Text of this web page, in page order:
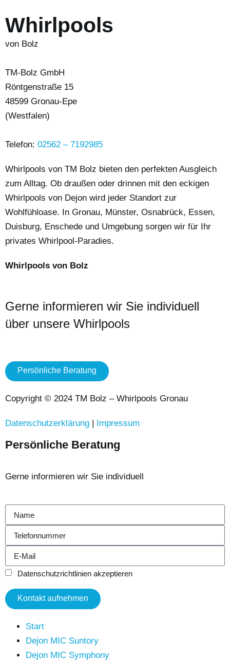
Whirlpools
von Bolz
TM-Bolz GmbH
Röntgenstraße 15
48599 Gronau-Epe
(Westfalen)
Telefon: 02562 – 7192985
Whirlpools von TM Bolz bieten den perfekten Ausgleich
zum Alltag. Ob draußen oder drinnen mit den eckigen
Whirlpools von Dejon wird jeder Standort zur
Wohlfühloase. In Gronau, Münster, Osnabrück, Essen,
Duisburg, Enschede und Umgebung sorgen wir für Ihr
privates Whirlpool-Paradies.
Whirlpools von Bolz
Gerne informieren wir Sie individuell
über unsere Whirlpools
Persönliche Beratung
Copyright © 2024 TM Bolz – Whirlpools Gronau
Datenschutzerklärung | Impressum
Persönliche Beratung
Gerne informieren wir Sie individuell
Datenschutzrichtlinien akzeptieren
Kontakt aufnehmen
Start
Dejon MIC Suntory
Dejon MIC Symphony